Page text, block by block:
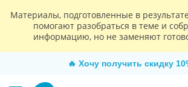
Материалы, подготовленные в
помогают разобраться в теме и
информацию, но не заменяют
🔥 Хочу получить скидку